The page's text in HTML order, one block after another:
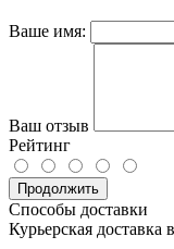
Ваше имя:
Ваш отзыв
Рейтинг
Продолжить
Способы доставки
Курьерская доставка